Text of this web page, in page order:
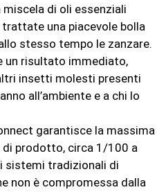
miscela di oli essenziali
trattate una piacevole bolla
stesso tempo le zanzare.
un risultato immediato,
insetti molesti presenti
all’ambiente e a chi lo
garantisce la massima
di prodotto, circa 1/100 a
sistemi tradizionali di
non è compromessa dalla